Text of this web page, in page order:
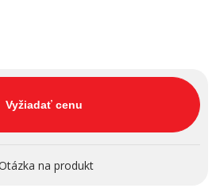
Vyžiadať cenu
na produkt